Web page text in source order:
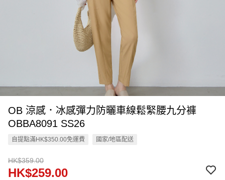
OB 涼感．冰感彈力防曬車線鬆緊腰九分褲
OBBA8091 SS26
自提點滿HK$350.00免運費 國家/地區配送
HK$359.00
HK$259.00